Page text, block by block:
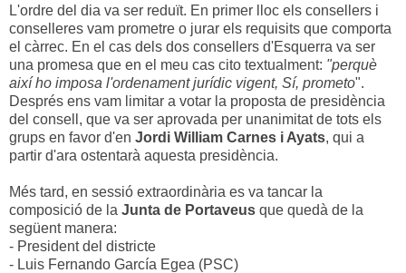
L'ordre del dia va ser reduït. En primer lloc els consellers i
conselleres vam prometre o jurar els requisits que comporta
el càrrec. En el cas dels dos consellers d'Esquerra va ser
una promesa que en el meu cas cito textualment: "perquè
així ho imposa l'ordenament jurídic vigent, Sí, prometo".
Després ens vam limitar a votar la proposta de presidència
del consell, que va ser aprovada per unanimitat de tots els
grups en favor d'en Jordi William Carnes i Ayats, qui a
partir d'ara ostentarà aquesta presidència.
Més tard, en sessió extraordinària es va tancar la
composició de la Junta de Portaveus que quedà de la
següent manera:
- President del districte
- Luis Fernando García Egea (PSC)